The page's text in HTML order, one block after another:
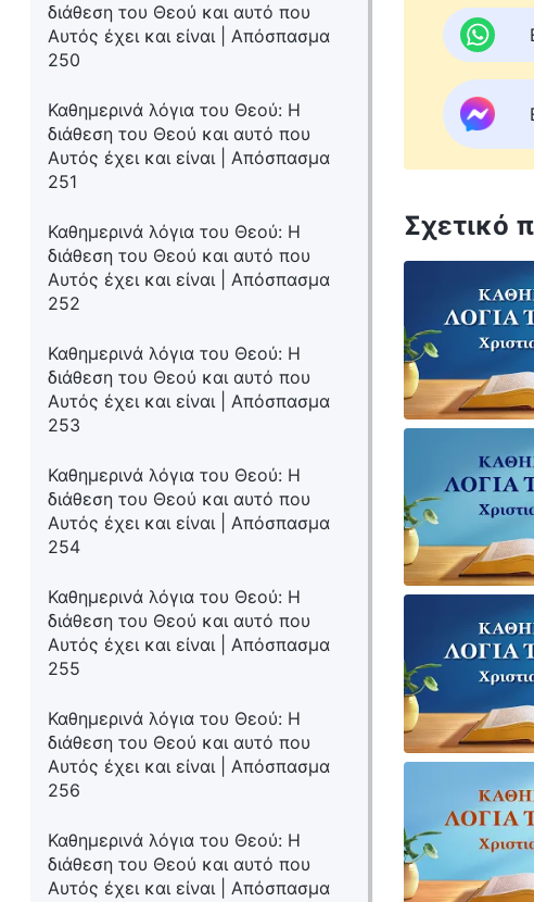
διάθεση του Θεού και αυτό που
Αυτός έχει και είναι | Απόσπασμα
250
Καθημερινά λόγια του Θεού: Η
διάθεση του Θεού και αυτό που
Αυτός έχει και είναι | Απόσπασμα
251
Καθημερινά λόγια του Θεού: Η
διάθεση του Θεού και αυτό που
Αυτός έχει και είναι | Απόσπασμα
252
Καθημερινά λόγια του Θεού: Η
διάθεση του Θεού και αυτό που
Αυτός έχει και είναι | Απόσπασμα
253
Καθημερινά λόγια του Θεού: Η
διάθεση του Θεού και αυτό που
Αυτός έχει και είναι | Απόσπασμα
254
Καθημερινά λόγια του Θεού: Η
διάθεση του Θεού και αυτό που
Αυτός έχει και είναι | Απόσπασμα
255
Καθημερινά λόγια του Θεού: Η
διάθεση του Θεού και αυτό που
Αυτός έχει και είναι | Απόσπασμα
256
Καθημερινά λόγια του Θεού: Η
διάθεση του Θεού και αυτό που
Αυτός έχει και είναι | Απόσπασμα
Σχετικό